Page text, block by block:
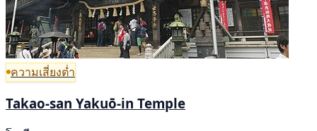
ความเสี่ยงต่ำ
Takao-san Yakuō-in Temple